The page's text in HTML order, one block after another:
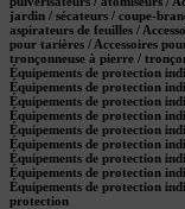
jardin / sécateurs / coupe-
aspirateurs de feuilles /
pour tarières / Accessoires
tronçonneuse à pierre /
Équipements de protection
Équipements de protection
Équipements de protection
Équipements de protection
Équipements de protection
Équipements de protection
Équipements de protection
Équipements de protection
Équipements de protection
protection